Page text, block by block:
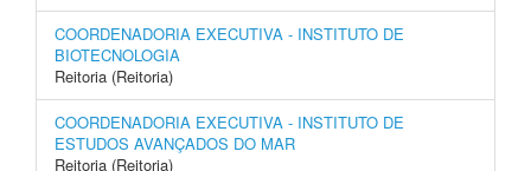
COORDENADORIA EXECUTIVA - INSTITUTO DE
BIOTECNOLOGIA
Reitoria (Reitoria)
COORDENADORIA EXECUTIVA - INSTITUTO DE
ESTUDOS AVANÇADOS DO MAR
Reitoria (Reitoria)